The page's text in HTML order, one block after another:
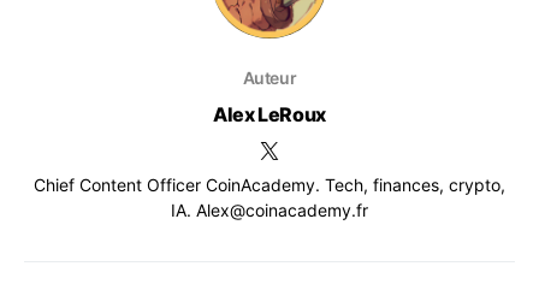
Auteur
Alex LeRoux
Chief Content Officer CoinAcademy. Tech, finances, crypto,
IA. Alex@coinacademy.fr